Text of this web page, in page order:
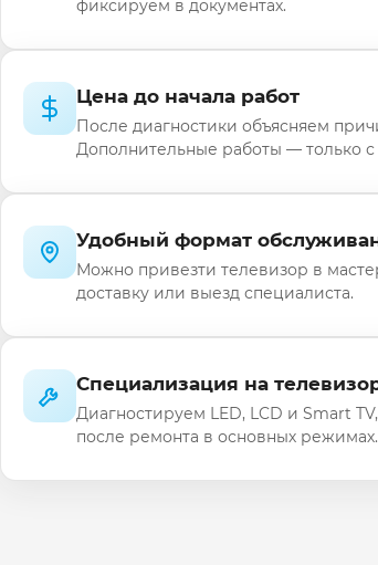
фиксируем в документах.
Цена до начала работ
После диагностики объясняем
Дополнительные работы — только с
Удобный формат
Можно привезти телевизор в
доставку или выезд специалиста.
Специализация на
Диагностируем LED, LCD и Smart
после ремонта в основных режимах.